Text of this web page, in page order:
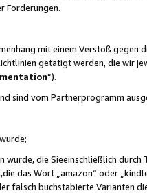
Forderungen.
mit einem Verstoß gegen
getätigt werden, die wir
“).
sind vom Partnerprogramm
die Sieeinschließlich durch
das Wort „amazon“ oder
falsch buchstabierte Varianten